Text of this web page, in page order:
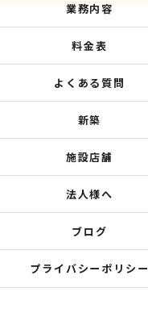
業務内容
料金表
よくある質問
新築
施設店舗
法人様へ
ブログ
プライバシーポリシー